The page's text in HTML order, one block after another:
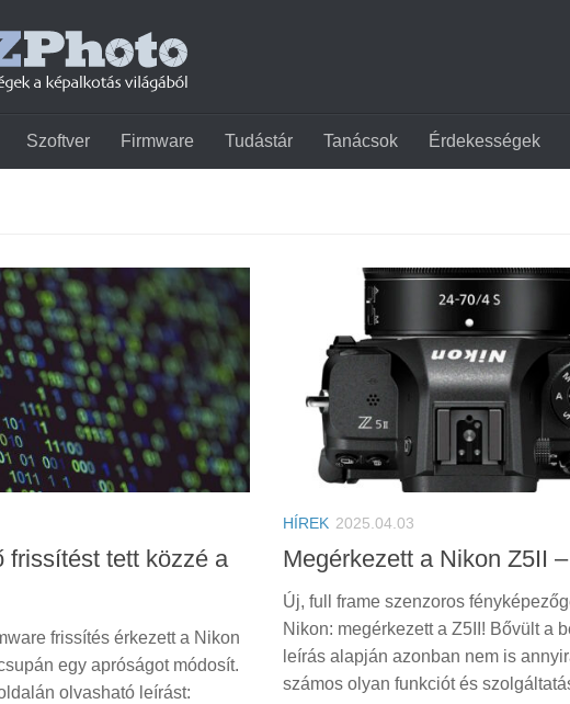
Szoftver Firmware Tudástár Tanácsok Érdekességek
frissítést tett közzé a
frissítés érkezett a Nikon
egy apróságot módosít.
olvasható leírást:
HÍREK 2025.04.03
Megérkezett a Nikon Z5II
Új, full frame szenzoros
Nikon: megérkezett a Z5II! Bővült a
leírás alapján azonban nem is
számos olyan funkciót és